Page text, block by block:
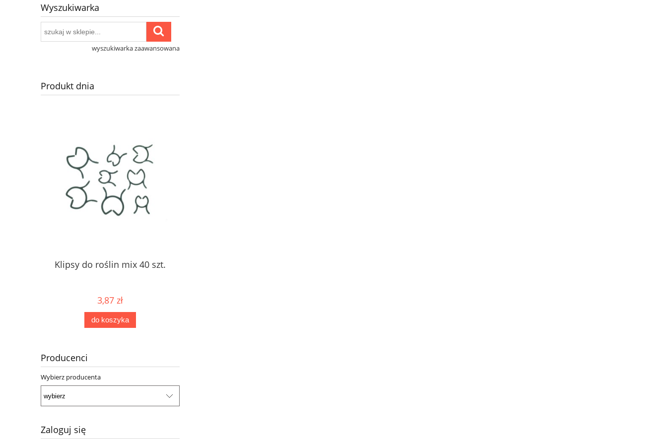
Wyszukiwarka
wyszukiwarka zaawansowana
Produkt dnia
Klipsy do roślin mix 40 szt.
3,87 zł
do koszyka
Producenci
Wybierz producenta
Zaloguj się